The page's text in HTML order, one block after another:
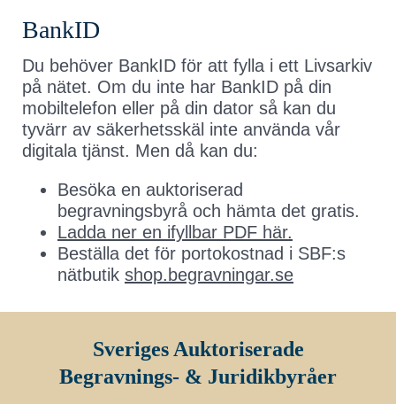
BankID
Du behöver BankID för att fylla i ett Livsarkiv
på nätet. Om du inte har BankID på din
mobiltelefon eller på din dator så kan du
tyvärr av säkerhetsskäl inte använda vår
digitala tjänst. Men då kan du:
Besöka en auktoriserad
begravningsbyrå och hämta det gratis.
Ladda ner en ifyllbar PDF här.
Beställa det för portokostnad i SBF:s
nätbutik shop.begravningar.se
Sveriges Auktoriserade
Begravnings- & Juridikbyråer